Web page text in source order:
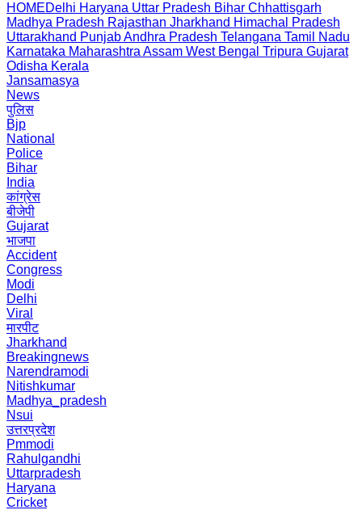
HOMEDelhi Haryana Uttar Pradesh Bihar Chhattisgarh
Madhya Pradesh Rajasthan Jharkhand Himachal Pradesh
Uttarakhand PunjabAndhra Pradesh Telangana Tamil Nadu
Karnataka Maharashtra Assam West Bengal Tripura Gujarat
Odisha Kerala
Jansamasya
News
पुलिस
Bjp
National
Police
Bihar
India
कांग्रेस
बीजेपी
Gujarat
भाजपा
Accident
Congress
Modi
Delhi
Viral
मारपीट
Jharkhand
Breakingnews
Narendramodi
Nitishkumar
Madhya_pradesh
Nsui
उत्तरप्रदेश
Pmmodi
Rahulgandhi
Uttarpradesh
Haryana
Cricket